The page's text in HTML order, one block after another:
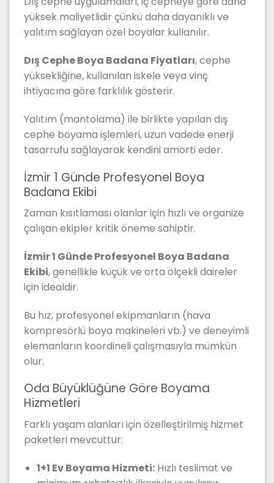
yüksek maliyetlidir çünkü daha dayanıklı ve
yalıtım sağlayan özel boyalar kullanılır.
Dış Cephe Boya Badana Fiyatları, cephe
yüksekliğine, kullanılan iskele veya vinç
ihtiyacına göre farklılık gösterir.
Yalıtım (mantolama) ile birlikte yapılan dış
cephe boyama işlemleri, uzun vadede enerji
tasarrufu sağlayarak kendini amorti eder.
İzmir 1 Günde Profesyonel Boya
Badana Ekibi
Zaman kısıtlaması olanlar için hızlı ve organize
çalışan ekipler kritik öneme sahiptir.
İzmir 1 Günde Profesyonel Boya Badana
Ekibi, genellikle küçük ve orta ölçekli daireler
için idealdir.
Bu hız, profesyonel ekipmanların (hava
kompresörlü boya makineleri vb.) ve deneyimli
elemanların koordineli çalışmasıyla mümkün
olur.
Oda Büyüklüğüne Göre Boyama
Hizmetleri
Farklı yaşam alanları için özelleştirilmiş hizmet
paketleri mevcuttur:
1+1 Ev Boyama Hizmeti:Hızlı teslimat ve